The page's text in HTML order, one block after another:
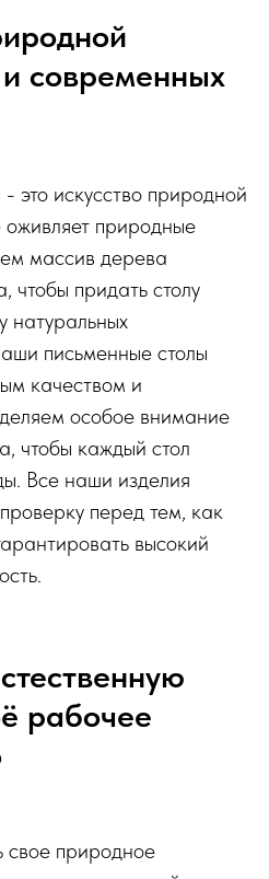
и современных
это искусство природной
оживляет природные
массив дерева
чтобы придать столу
натуральных
письменные столы
качеством и
особое внимание
чтобы каждый стол
Все наши изделия
перед тем, как
высокий
рабочее
свое природное